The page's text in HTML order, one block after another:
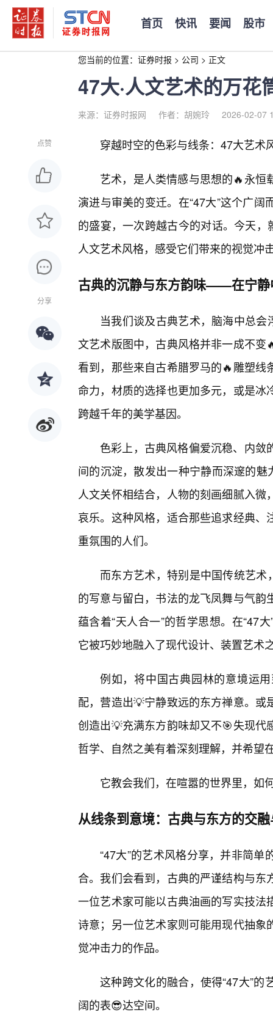
首页 快讯 要闻 股市
您当前的位置： 证券时报 > 公司 > 正文
47大·人文艺术的万
来源：证券时报网 作者：胡婉玲 2026-02-07
点赞
分享
穿越时空的色彩与线条：47大艺术
艺术，是人类情感与思想的🔥永
演进与审美的变迁。在“47大”这个广
的盛宴，一次跨越古今的对话。今天，
人文艺术风格，感受它们带来的视觉冲
古典的沉静与东方韵味——在宁静
当我们谈及古典艺术，脑海中总会
文艺术版图中，古典风格并非一成不
看到，那些来自古希腊罗马的🔥雕塑
命力，材质的选择也更加多元，或是
跨越千年的美学基因。
色彩上，古典风格偏爱沉稳、内敛
间的沉淀，散发出一种宁静而深邃的魅
人文关怀相结合，人物的刻画细腻入
哀乐。这种风格，适合那些追求经典
重氛围的人们。
而东方艺术，特别是中国传统艺术
的写意与留白，书法的龙飞凤舞与气
蕴含着“天人合一”的哲学思想。在“47
它被巧妙地融入了现代设计、装置艺术
例如，将中国古典园林的意境运
配，营造出💡宁静致远的东方禅意。
创造出💡充满东方韵味却又不🎯失现
哲学、自然之美有着深刻理解，并希望
它教会我们，在喧嚣的世界里，如
从线条到意境：古典与东方的交
“47大”的艺术风格分享，并非简
合。我们会看到，古典的严谨结构与
一位艺术家可能以古典油画的写实技
诗意；另一位艺术家则可能用现代抽
觉冲击力的作品。
这种跨文化的融合，使得“47大”
阔的表😎达空间。